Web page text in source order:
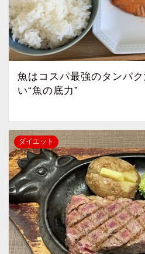
魚はコスパ最強のタンパ
い“魚の底力”
ダイエット